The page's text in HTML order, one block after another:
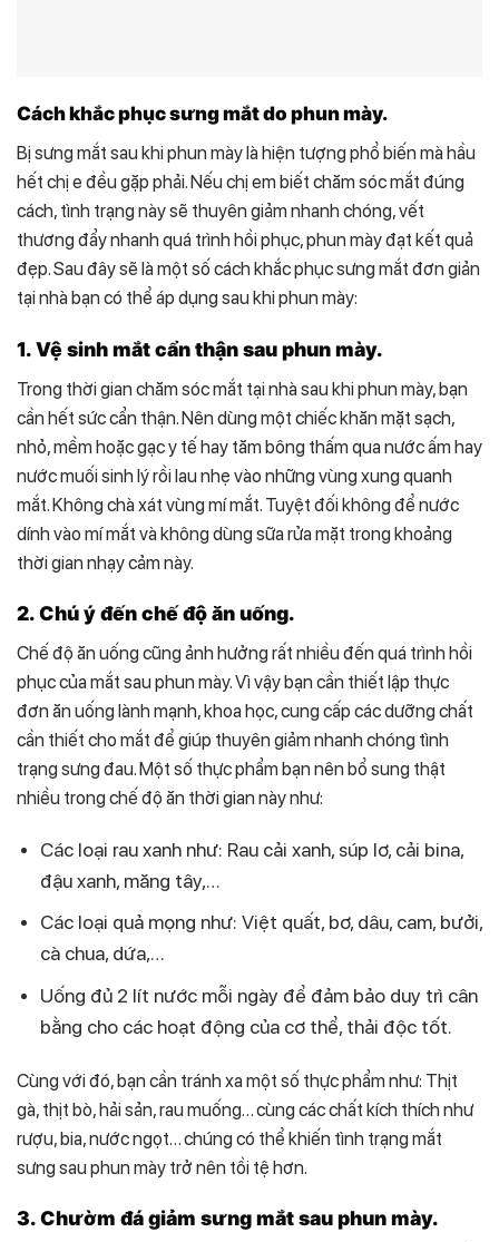
Cách khắc phục sưng mắt do phun mày.
Bị sưng mắt sau khi phun mày là hiện tượng phổ biến mà hầu
hết chị e đều gặp phải. Nếu chị em biết chăm sóc mắt đúng
cách, tình trạng này sẽ thuyên giảm nhanh chóng, vết
thương đẩy nhanh quá trình hồi phục, phun mày đạt kết quả
đẹp. Sau đây sẽ là một số cách khắc phục sưng mắt đơn giản
tại nhà bạn có thể áp dụng sau khi phun mày:
1. Vệ sinh mắt cẩn thận sau phun mày.
Trong thời gian chăm sóc mắt tại nhà sau khi phun mày, bạn
cần hết sức cẩn thận. Nên dùng một chiếc khăn mặt sạch,
nhỏ, mềm hoặc gạc y tế hay tăm bông thấm qua nước ấm hay
nước muối sinh lý rồi lau nhẹ vào những vùng xung quanh
mắt. Không chà xát vùng mí mắt. Tuyệt đối không để nước
dính vào mí mắt và không dùng sữa rửa mặt trong khoảng
thời gian nhạy cảm này.
2. Chú ý đến chế độ ăn uống.
Chế độ ăn uống cũng ảnh hưởng rất nhiều đến quá trình hồi
phục của mắt sau phun mày. Vì vậy bạn cần thiết lập thực
đơn ăn uống lành mạnh, khoa học, cung cấp các dưỡng chất
cần thiết cho mắt để giúp thuyên giảm nhanh chóng tình
trạng sưng đau. Một số thực phẩm bạn nên bổ sung thật
nhiều trong chế độ ăn thời gian này như:
Các loại rau xanh như: Rau cải xanh, súp lơ, cải bina,
đậu xanh, măng tây,…
Các loại quả mọng như: Việt quất, bơ, dâu, cam, bưởi,
cà chua, dứa,…
Uống đủ 2 lít nước mỗi ngày để đảm bảo duy trì cân
bằng cho các hoạt động của cơ thể, thải độc tốt.
Cùng với đó, bạn cần tránh xa một số thực phẩm như: Thịt
gà, thịt bò, hải sản, rau muống… cùng các chất kích thích như
rượu, bia, nước ngọt… chúng có thể khiến tình trạng mắt
sưng sau phun mày trở nên tồi tệ hơn.
3. Chườm đá giảm sưng mắt sau phun mày.